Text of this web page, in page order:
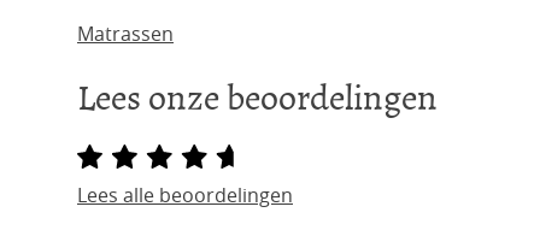
Matrassen
Lees onze beoordelingen
Lees alle beoordelingen